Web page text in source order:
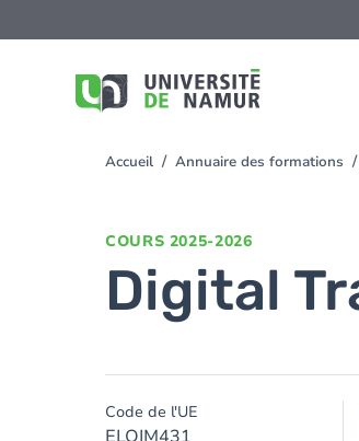
au
You
Accueil Annuaire des formations
COURS 2025-2026
Digital
Code de l'UE